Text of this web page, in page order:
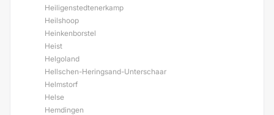
Heiligenstedtenerkamp
Heilshoop
Heinkenborstel
Heist
Helgoland
Hellschen-Heringsand-Unterschaar
Helmstorf
Helse
Hemdingen